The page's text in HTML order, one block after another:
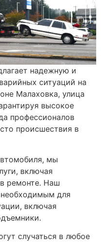
надежную и
ситуаций на
Малаховка, улица
высокое
профессионалов
происшествия в
мы
включая
ремонте. Наш
для
включая
случаться в любое